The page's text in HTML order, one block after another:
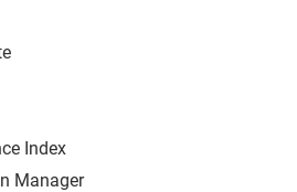
Index
Manager